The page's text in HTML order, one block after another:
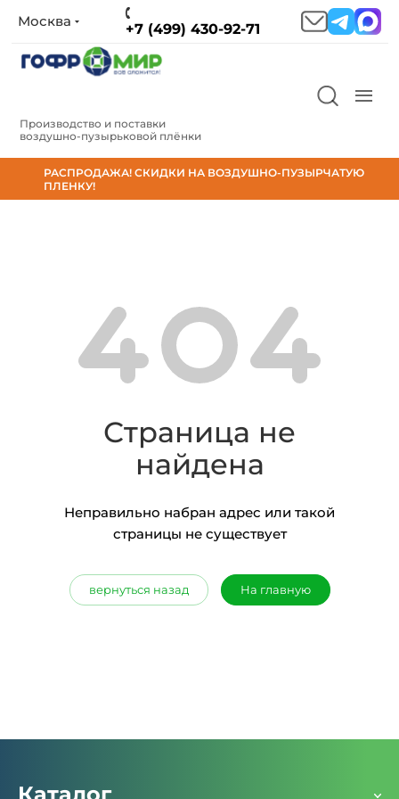
Москва +7 (499) 430-92-71
Производство и поставки
воздушно‑пузырьковой плёнки
РАСПРОДАЖА! СКИДКИ НА ВОЗДУШНО-ПУЗЫРЧАТУЮ
ПЛЕНКУ!
Страница не
найдена
Неправильно набран адрес или такой
страницы не существует
вернуться назад На главную